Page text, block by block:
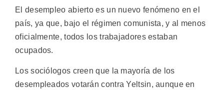
El desempleo abierto es un nuevo fenómeno en el
país, ya que, bajo el régimen comunista, y al menos
oficialmente, todos los trabajadores estaban
ocupados.
Los sociólogos creen que la mayoría de los
desempleados votarán contra Yeltsin, aunque en